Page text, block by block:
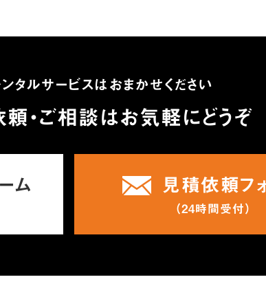
タルサービスはおまかせください
・ご相談はお気軽にどうぞ
ム 見積依頼フ
（24時間受付）